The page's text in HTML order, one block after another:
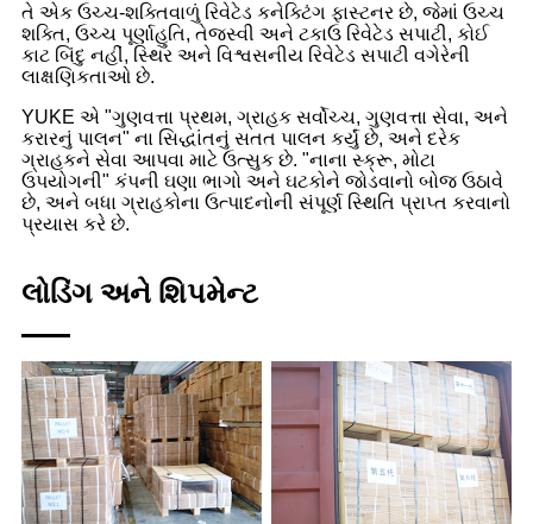
તે એક ઉચ્ચ-શક્તિવાળું રિવેટેડ કનેક્ટિંગ ફાસ્ટનર છે, જેમાં ઉચ્ચ
શક્તિ, ઉચ્ચ પૂર્ણાહુતિ, તેજસ્વી અને ટકાઉ રિવેટેડ સપાટી, કોઈ
કાટ બિંદુ નહીં, સ્થિર અને વિશ્વસનીય રિવેટેડ સપાટી વગેરેની
લાક્ષણિકતાઓ છે.
YUKE એ "ગુણવત્તા પ્રથમ, ગ્રાહક સર્વોચ્ચ, ગુણવત્તા સેવા, અને
કરારનું પાલન" ના સિદ્ધાંતનું સતત પાલન કર્યું છે, અને દરેક
ગ્રાહકને સેવા આપવા માટે ઉત્સુક છે. "નાના સ્ક્રૂ, મોટા
ઉપયોગની" કંપની ઘણા ભાગો અને ઘટકોને જોડવાનો બોજ ઉઠાવે
છે, અને બધા ગ્રાહકોના ઉત્પાદનોની સંપૂર્ણ સ્થિતિ પ્રાપ્ત કરવાનો
પ્રયાસ કરે છે.
લોડિંગ અને શિપમેન્ટ